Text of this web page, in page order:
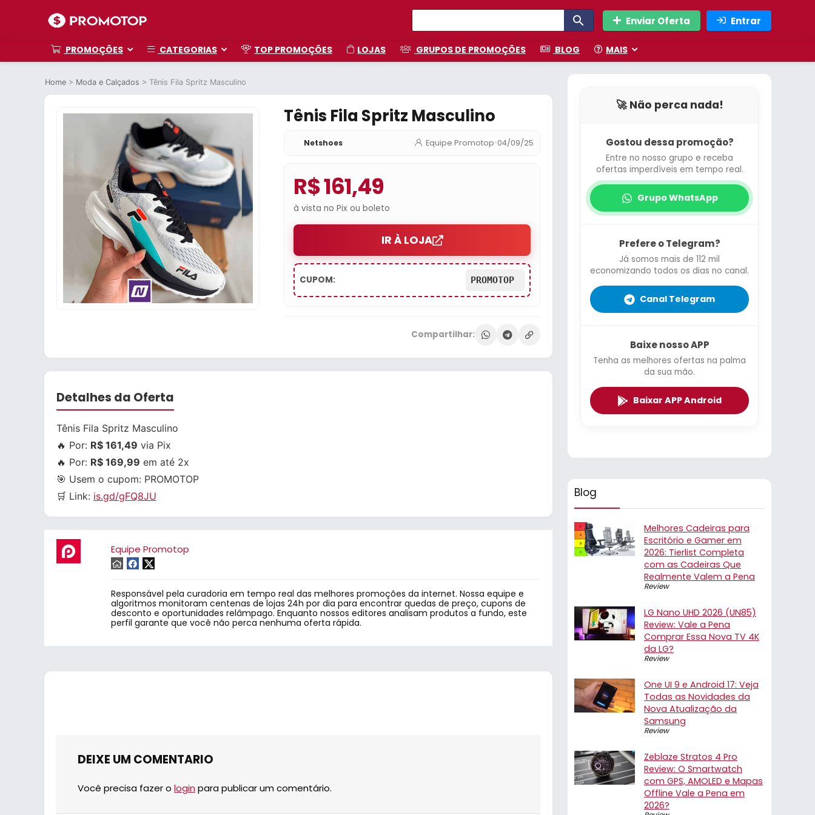
Enviar Oferta Entrar
PROMOÇÕES CATEGORIAS TOP PROMOÇÕES LOJAS GRUPOS DE PROMOÇÕES BLOG MAIS
Home > Moda e Calçados > Tênis Fila Spritz Masculino
Tênis Fila Spritz Masculino
Netshoes Equipe Promotop•04/09/25
R$ 161,49
à vista no Pix ou boleto
IR À LOJA
CUPOM: PROMOTOP
Compartilhar:
Detalhes da Oferta
Tênis Fila Spritz Masculino
🔥 Por: R$ 161,49 via Pix
🔥 Por: R$ 169,99 em até 2x
🎯 Usem o cupom: PROMOTOP
🛒 Link: is.gd/gFQ8JU
Equipe Promotop
Responsável pela curadoria em tempo real das melhores promoções da internet. Nossa equipe e
algoritmos monitoram centenas de lojas 24h por dia para encontrar quedas de preço, cupons de
desconto e oportunidades relâmpago. Enquanto nossos editores analisam produtos a fundo, este
perfil garante que você não perca nenhuma oferta rápida.
DEIXE UM COMENTARIO
Você precisa fazer o login para publicar um comentário.
🚀 Não perca nada!
Gostou dessa promoção?
Entre no nosso grupo e receba
ofertas imperdíveis em tempo real.
Grupo WhatsApp
Prefere o Telegram?
Já somos mais de 112 mil
economizando todos os dias no canal.
Canal Telegram
Baixe nosso APP
Tenha as melhores ofertas na palma
da sua mão.
Baixar APP Android
Blog
Melhores Cadeiras para
Escritório e Gamer em
2026: Tierlist Completa
com as Cadeiras Que
Realmente Valem a Pena
Review
LG Nano UHD 2026 (UN85)
Review: Vale a Pena
Comprar Essa Nova TV 4K
da LG?
Review
One UI 9 e Android 17: Veja
Todas as Novidades da
Nova Atualização da
Samsung
Review
Zeblaze Stratos 4 Pro
Review: O Smartwatch
com GPS, AMOLED e Mapas
Offline Vale a Pena em
2026?